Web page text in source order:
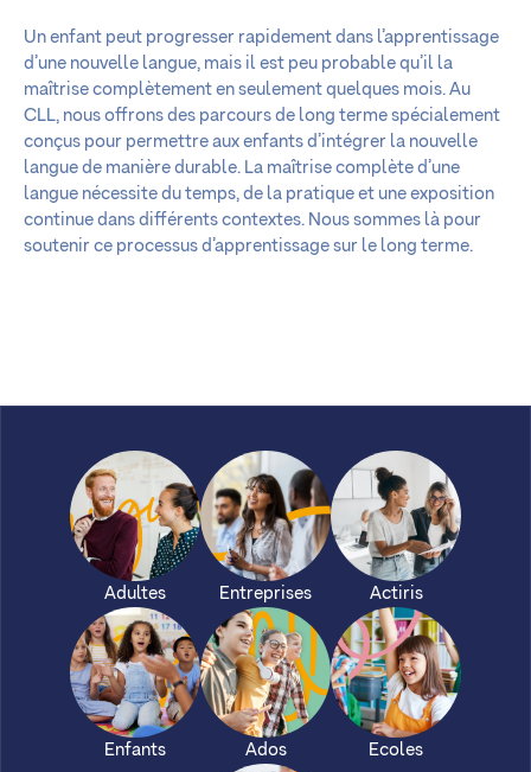
Un enfant peut progresser rapidement dans l’apprentissage
d’une nouvelle langue, mais il est peu probable qu’il la
maîtrise complètement en seulement quelques mois. Au
CLL, nous offrons des parcours de long terme spécialement
conçus pour permettre aux enfants d’intégrer la nouvelle
langue de manière durable. La maîtrise complète d’une
langue nécessite du temps, de la pratique et une exposition
continue dans différents contextes. Nous sommes là pour
soutenir ce processus d’apprentissage sur le long terme.
Adultes Entreprises Actiris
Enfants Ados Ecoles